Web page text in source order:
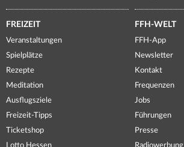
FREIZEIT
Veranstaltungen
Spielplätze
Rezepte
Meditation
Ausflugsziele
Freizeit-Tipps
Ticketshop
Lotto Hessen
FFH-WELT
FFH-App
Newsletter
Kontakt
Frequenzen
Jobs
Führungen
Presse
Radiowerbung